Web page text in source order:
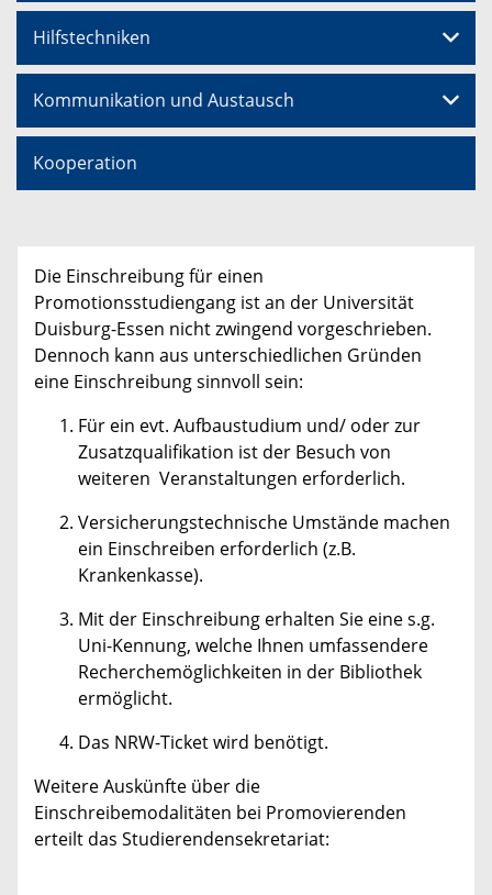
Hilfstechniken
Kommunikation und Austausch
Kooperation
Die Einschreibung für einen
Promotionsstudiengang ist an der Universität
Duisburg-Essen nicht zwingend vorgeschrieben.
Dennoch kann aus unterschiedlichen Gründen
eine Einschreibung sinnvoll sein:
Für ein evt. Aufbaustudium und/ oder zur
Zusatzqualifikation ist der Besuch von
weiteren Veranstaltungen erforderlich.
Versicherungstechnische Umstände machen
ein Einschreiben erforderlich (z.B.
Krankenkasse).
Mit der Einschreibung erhalten Sie eine s.g.
Uni-Kennung, welche Ihnen umfassendere
Recherchemöglichkeiten in der Bibliothek
ermöglicht.
Das NRW-Ticket wird benötigt.
Weitere Auskünfte über die
Einschreibemodalitäten bei Promovierenden
erteilt das Studierendensekretariat: